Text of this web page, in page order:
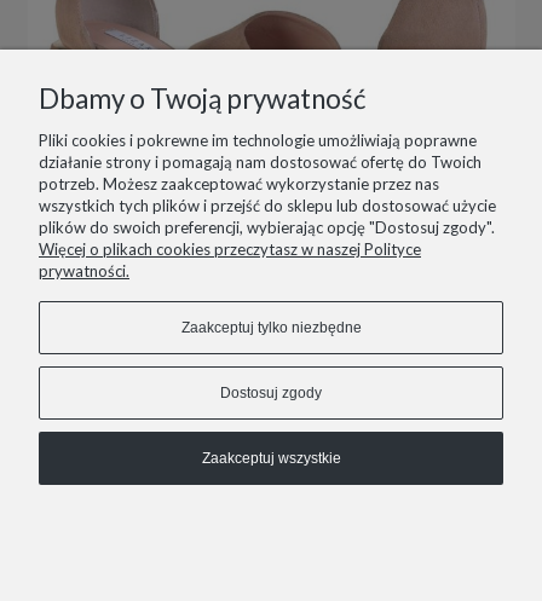
41 - Beżowe zamszowe sandały z szerokim paskiem
299,00 zł
Najniższa cena:
359,00 zł
Do koszyka
Dbamy o Twoją prywatność
Pliki cookies i pokrewne im technologie umożliwiają poprawne
działanie strony i pomagają nam dostosować ofertę do Twoich
potrzeb. Możesz zaakceptować wykorzystanie przez nas
wszystkich tych plików i przejść do sklepu lub dostosować użycie
plików do swoich preferencji, wybierając opcję "Dostosuj zgody".
Więcej o plikach cookies przeczytasz w naszej Polityce
prywatności.
Zaakceptuj tylko niezbędne
Dostosuj zgody
Zaakceptuj wszystkie